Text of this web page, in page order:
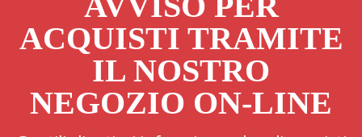
ACQUISTI TRAMITE
IL NOSTRO
NEGOZIO ON-LINE